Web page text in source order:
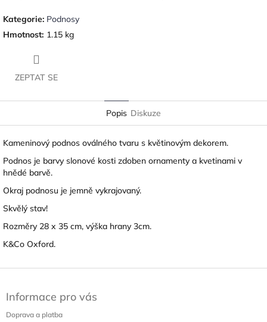
Kategorie: Podnosy
Hmotnost: 1.15 kg
ZEPTAT SE
Popis Diskuze
Kameninový podnos oválného tvaru s květinovým dekorem.
Podnos je barvy slonové kosti zdoben ornamenty a kvetinami v
hnědé barvě.
Okraj podnosu je jemně vykrajovaný.
Skvělý stav!
Rozměry 28 x 35 cm, výška hrany 3cm.
K&Co Oxford.
Informace pro vás
Doprava a platba